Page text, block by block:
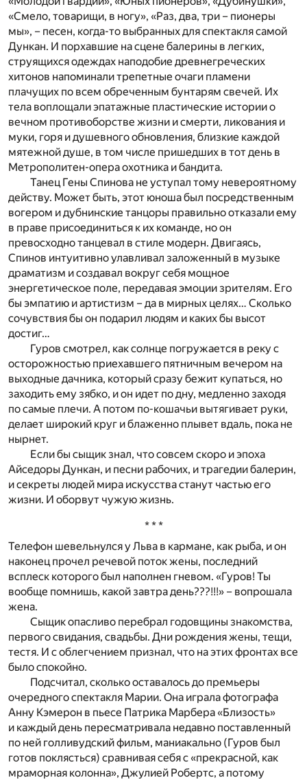
«Смело, товарищи, в ногу», «Раз, два, три – пионеры
мы», – песен, когда-то выбранных для спектакля самой
Дункан. И порхавшие на сцене балерины в легких,
струящихся одеждах наподобие древнегреческих
хитонов напоминали трепетные очаги пламени
плачущих по всем обреченным бунтарям свечей. Их
тела воплощали эпатажные пластические истории о
вечном противоборстве жизни и смерти, ликования и
муки, горя и душевного обновления, близкие каждой
мятежной душе, в том числе пришедших в тот день в
Метрополитен-опера охотника и бандита.
Танец Гены Спинова не уступал тому невероятному
действу. Может быть, этот юноша был посредственным
вогером и дубнинские танцоры правильно отказали ему
в праве присоединиться к их команде, но он
превосходно танцевал в стиле модерн. Двигаясь,
Спинов интуитивно улавливал заложенный в музыке
драматизм и создавал вокруг себя мощное
энергетическое поле, передавая эмоции зрителям. Его
бы эмпатию и артистизм – да в мирных целях… Сколько
сочувствия бы он подарил людям и каких бы высот
достиг…
Гуров смотрел, как солнце погружается в реку с
осторожностью приехавшего пятничным вечером на
выходные дачника, который сразу бежит купаться, но
заходить ему зябко, и он идет по дну, медленно заходя
по самые плечи. А потом по-кошачьи вытягивает руки,
делает широкий круг и блаженно плывет вдаль, пока не
нырнет.
Если бы сыщик знал, что совсем скоро и эпоха
Айседоры Дункан, и песни рабочих, и трагедии балерин,
и секреты людей мира искусства станут частью его
жизни. И оборвут чужую жизнь.
* * *
Телефон шевельнулся у Льва в кармане, как рыба, и он
наконец прочел речевой поток жены, последний
всплеск которого был наполнен гневом. «Гуров! Ты
вообще помнишь, какой завтра день???!!!» – вопрошала
жена.
Сыщик опасливо перебрал годовщины знакомства,
первого свидания, свадьбы. Дни рождения жены, тещи,
тестя. И с облегчением признал, что на этих фронтах все
было спокойно.
Подсчитал, сколько оставалось до премьеры
очередного спектакля Марии. Она играла фотографа
Анну Кэмерон в пьесе Патрика Марбера «Близость»
и каждый день пересматривала недавно поставленный
по ней голливудский фильм, маниакально (Гуров был
готов поклясться) сравнивая себя с «прекрасной, как
мраморная колонна», Джулией Робертс, а потому